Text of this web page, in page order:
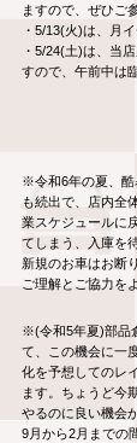
ますので、ぜひご
・5/13(火)は、月
・5/24(土)は、当
すので、午前中は
※令和6年の夏、酷
も続出で、店内全
業スケジュールに
てしまう、入庫を
新規のお車はお断
ご理解とご協力を
※(令和5年夏)部品
て、この機会に一
化を予想してのレ
ます。ちょうど今
やるのに良い機会
9月から2月までの